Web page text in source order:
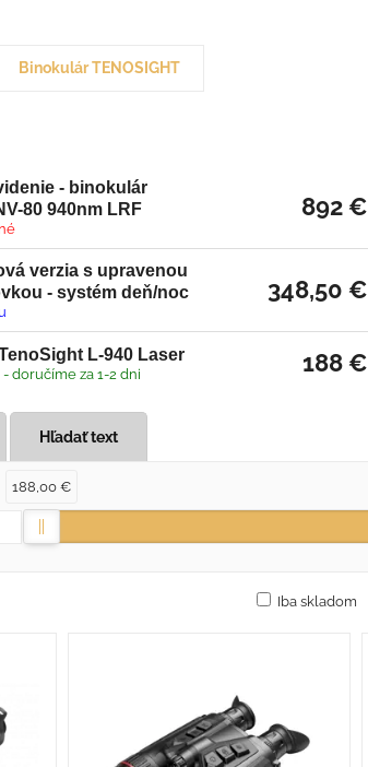
Binokulár TENOSIGHT
- binokulár
80 940nm LRF
892 €
verzia s upravenou
- systém deň/noc
348,50 €
L-940 Laser
doručíme za 1-2 dni 188 €
Hľadať text
188,00 €
Iba skladom